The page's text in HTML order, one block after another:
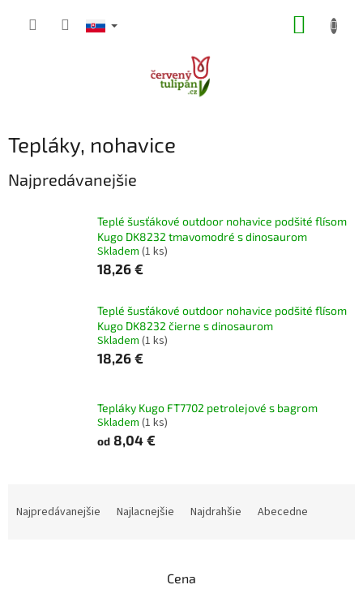
Tepláky, nohavice
Najpredávanejšie
Teplé šusťákové outdoor nohavice podšité flísom
Kugo DK8232 tmavomodré s dinosaurom
Skladem (1 ks)
18,26 €
Teplé šusťákové outdoor nohavice podšité flísom
Kugo DK8232 čierne s dinosaurom
Skladem (1 ks)
18,26 €
Tepláky Kugo FT7702 petrolejové s bagrom
Skladem (1 ks)
od 8,04 €
Najpredávanejšie Najlacnejšie Najdrahšie Abecedne
Cena